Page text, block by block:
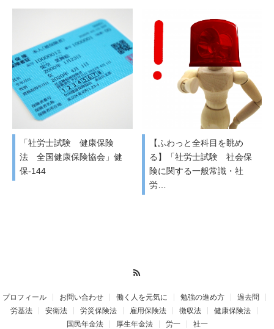
「社労士試験 健康保険
法 全国健康保険協会」健
保-144
【ふわっと全科目を眺め
る】「社労士試験 社会保
険に関する一般常識・社
労…
プロフィール お問い合わせ 働く人を元気に 勉強の進め方
過去問
労基法
安衛法 労災保険法 雇用保険法 徴収法
健康保険法
国民年金法
厚生年金法 労一 社一